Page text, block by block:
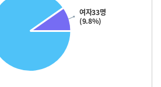
여자33명
(9.8%)